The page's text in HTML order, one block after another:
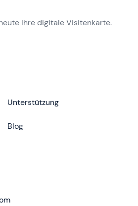
Ihre digitale Visitenkarte.
Unterstützung
Blog